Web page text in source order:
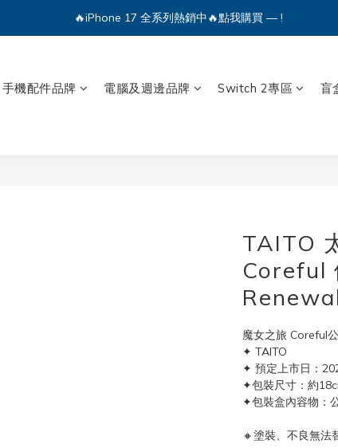
🔥iPhone 17 全系列熱銷中🔥點我購買 — !
🔥iPhone 17 全系列熱銷中🔥點我購買 — !
🔥iPhone 17 全系列熱銷中🔥點我購買 — !
手機配件品牌 電腦及週邊品牌 Switch 2專區 盲
TAITO
Coreful
魔女之旅 Coreful
✦ TAITO
✦ 預定上市日：
✦包裝尺寸：約
✦包裝盒內容物：
🔸塗裝、不良無法